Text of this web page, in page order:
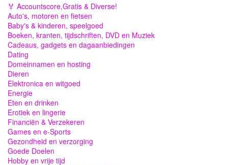
🏅 Accountscore,Gratis & Diverse!
Auto's, motoren en fietsen
Baby's & kinderen, speelgoed
Boeken, kranten, tijdschriften, DVD en Muziek
Cadeaus, gadgets en dagaanbiedingen
Dating
Domeinnamen en hosting
Dieren
Elektronica en witgoed
Energie
Eten en drinken
Erotiek en lingerie
Financiën & Verzekeren
Games en e-Sports
Gezondheid en verzorging
Goede Doelen
Hobby en vrije tijd